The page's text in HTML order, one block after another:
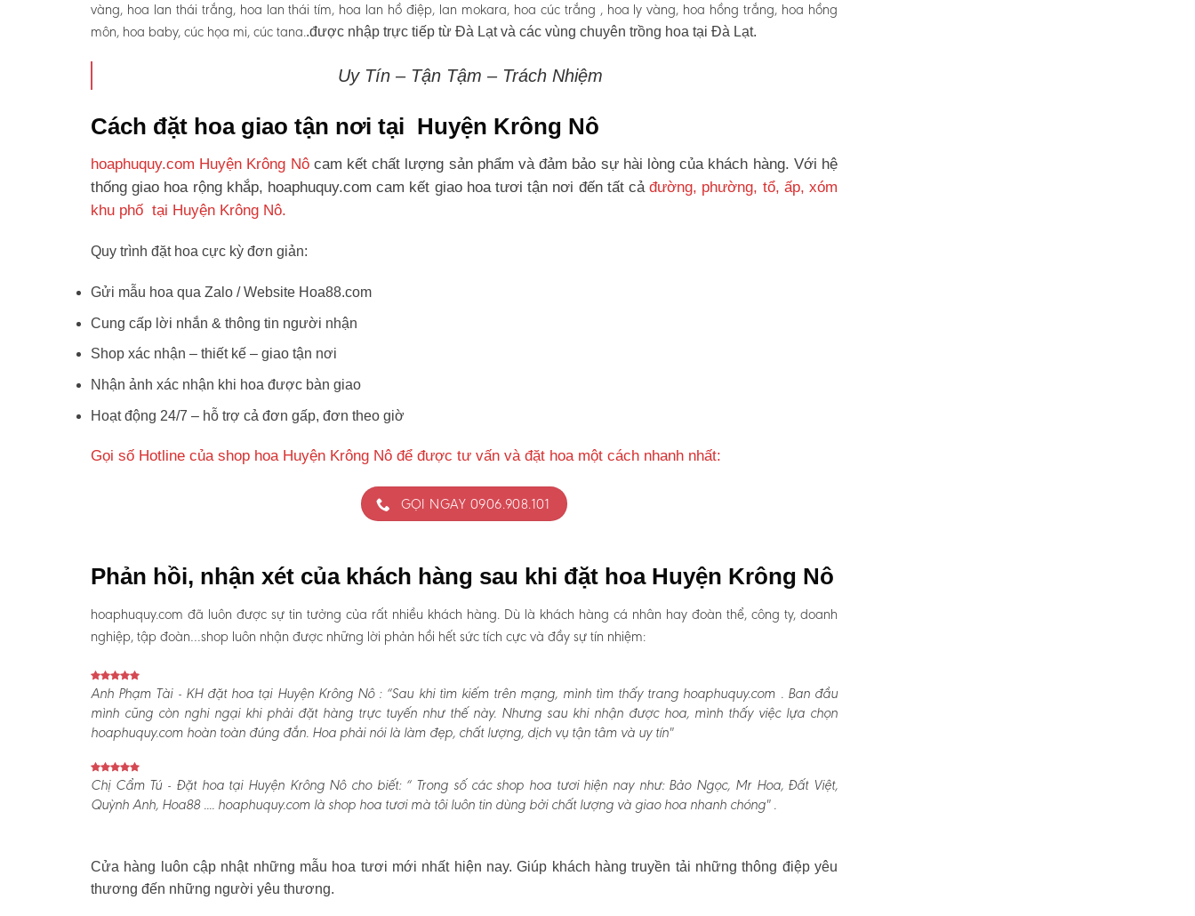
vàng, hoa lan thái trắng, hoa lan thái tím, hoa lan hồ điệp, lan mokara, hoa cúc trắng , hoa ly vàng, hoa hồng trắng, hoa hồng
môn, hoa baby, cúc họa mi, cúc tana..được nhập trực tiếp từ Đà Lạt và các vùng chuyên trồng hoa tại Đà Lạt.
Uy Tín – Tận Tậm – Trách Nhiệm
Cách đặt hoa giao tận nơi tại Huyện Krông Nô
hoaphuquy.com Huyện Krông Nôcam kết chất lượng sản phẩm và đảm bảo sự hài lòng của khách hàng. Với hệ
thống giao hoa rộng khắp, hoaphuquy.com cam kết giao hoa tươi tận nơi đến tất cảđường, phường, tổ, ấp, xóm
khu phố tại Huyện Krông Nô.
Quy trình đặt hoa cực kỳ đơn giản:
Gửi mẫu hoa qua Zalo / Website Hoa88.com
Cung cấp lời nhắn & thông tin người nhận
Shop xác nhận – thiết kế – giao tận nơi
Nhận ảnh xác nhận khi hoa được bàn giao
Hoạt động 24/7 – hỗ trợ cả đơn gấp, đơn theo giờ
Gọi số Hotline của shop hoa Huyện Krông Nô để được tư vấn và đặt hoa một cách nhanh nhất:
GỌI NGAY 0906.908.101
Phản hồi, nhận xét của khách hàng sau khi đặt hoa Huyện Krông Nô
hoaphuquy.com đã luôn được sự tin tưởng của rất nhiều khách hàng. Dù là khách hàng cá nhân hay đoàn thể, công ty, doanh
nghiệp, tập đoàn…shop luôn nhận được những lời phản hồi hết sức tích cực và đầy sự tín nhiệm:
Anh Phạm Tài - KH đặt hoa tại Huyện Krông Nô :“Sau khi tìm kiếm trên mạng, mình tìm thấy trang hoaphuquy.com . Ban đầu
mình cũng còn nghi ngại khi phải đặt hàng trực tuyến như thế này. Nhưng sau khi nhận được hoa, mình thấy việc lựa chọn
hoaphuquy.com hoàn toàn đúng đắn. Hoa phải nói là làm đẹp, chất lượng, dịch vụ tận tâm và uy tín"
Chị Cẩm Tú - Đặt hoa tại Huyện Krông Nô cho biết:“ Trong số các shop hoa tươi hiện nay như: Bảo Ngọc, Mr Hoa, Đất Việt,
Quỳnh Anh, Hoa88 .... hoaphuquy.com là shop hoa tươi mà tôi luôn tin dùng bởi chất lượng và giao hoa nhanh chóng" .
Cửa hàng luôn cập nhật những mẫu hoa tươi mới nhất hiện nay. Giúp khách hàng truyền tải những thông điệp yêu
thương đến những người yêu thương.